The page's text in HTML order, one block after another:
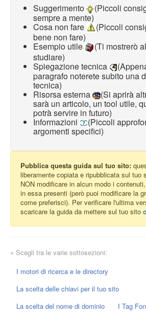
Suggerimento
(Piccoli
sempre a mente)
Cosa non fare
(Piccoli
bene non fare)
Esempio utile
(Ti mostrerò
studiare)
Spiegazione tecnica
paragrafo noterete subito una
tecnica)
Risorsa esterna (Si aprirà
sarà un articolo, un tool utile,
potrà servire in futuro)
Informazioni (Piccoli
argomenti specifici)
Pubblica questa guida sul tuo sito:
liberamente copiata e ripubblicata sul tuo
NON modificare in alcun modo i
in essa presenti (però puoi modificare la
come preferisci). Per verificare l'ultima
scaricare la guida da mettere sul tuo sito
» Scegli tra le varie sottosezioni:
I motori di ricerca e le directory
La scelta delle chiavi per il tuo sito
La scelta del nome di dominio
I Tag